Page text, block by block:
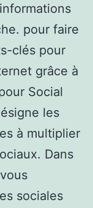
pour faire
clés pour
grâce à
Social
les
à multiplier
Dans
sociales